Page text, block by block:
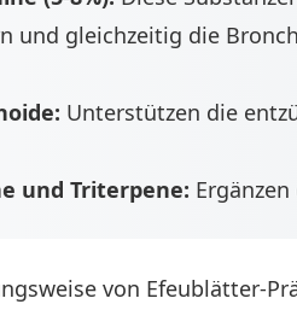
und gleichzeitig die
Unterstützen die
und Triterpene:
von Efeublätter-